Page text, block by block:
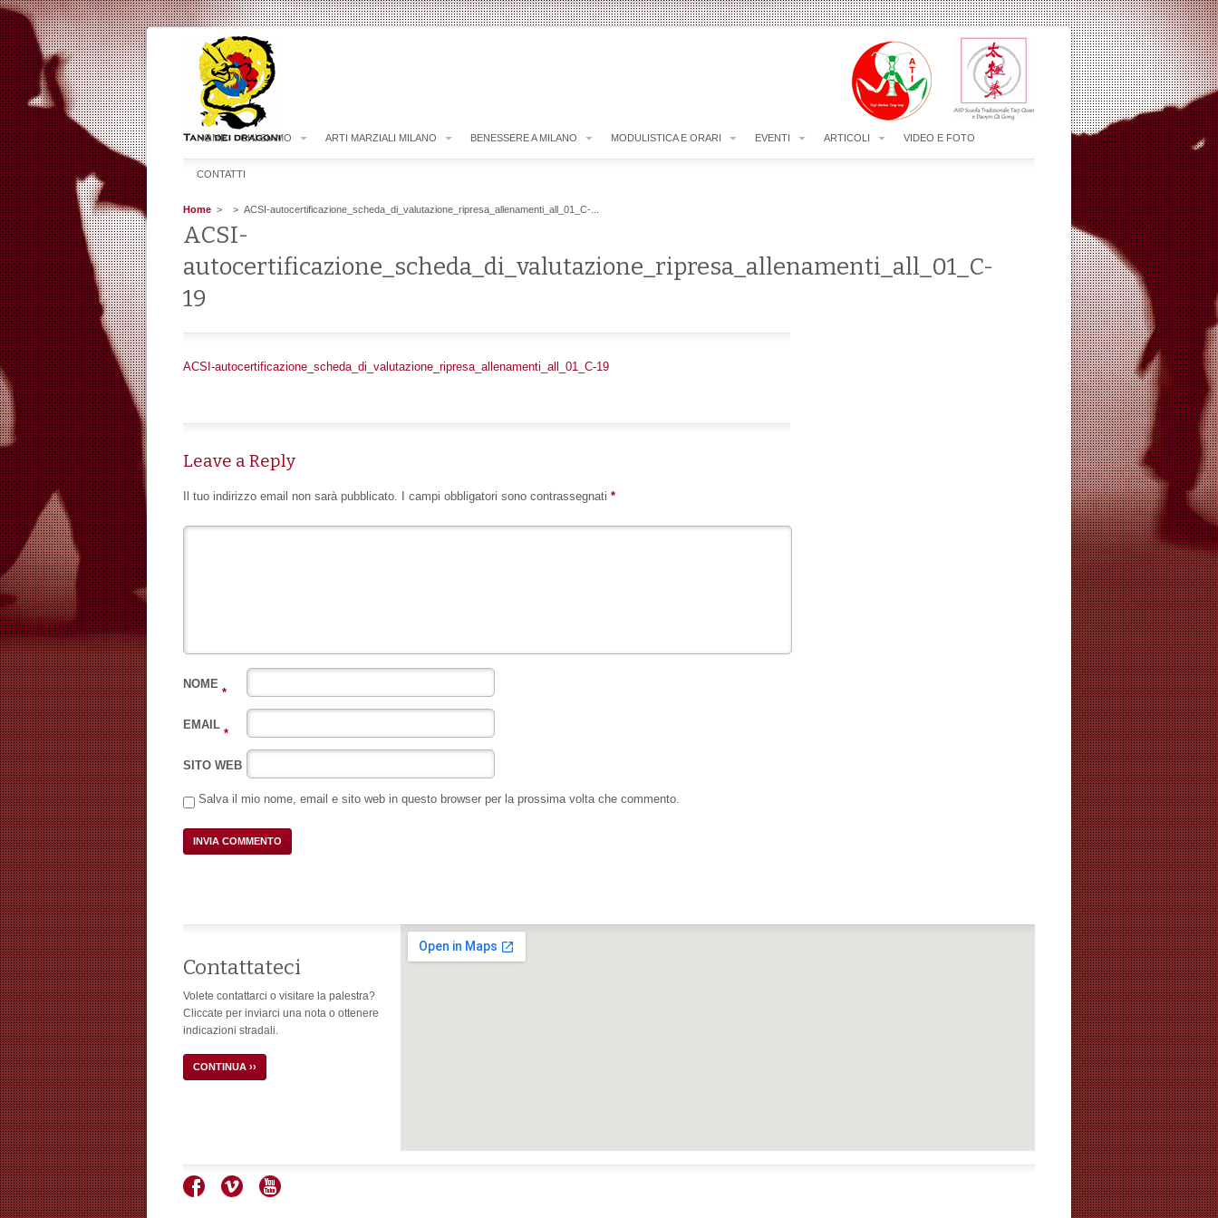
HOME CHI SIAMO ARTI MARZIALI MILANO BENESSERE A MILANO MODULISTICA E ORARI EVENTI ARTICOLI VIDEO E FOTO
CONTATTI
Home > > ACSI-autocertificazione_scheda_di_valutazione_ripresa_allenamenti_all_01_C-...
ACSI-
autocertificazione_scheda_di_valutazione_ripresa_allenamenti_all_01_C-
19
ACSI-autocertificazione_scheda_di_valutazione_ripresa_allenamenti_all_01_C-19
Leave a Reply
Il tuo indirizzo email non sarà pubblicato. I campi obbligatori sono contrassegnati *
NOME
*
EMAIL
*
SITO WEB
Salva il mio nome, email e sito web in questo browser per la prossima volta che commento.
Contattateci
Volete contattarci o visitare la palestra?
Cliccate per inviarci una nota o ottenere
indicazioni stradali.
CONTINUA ››